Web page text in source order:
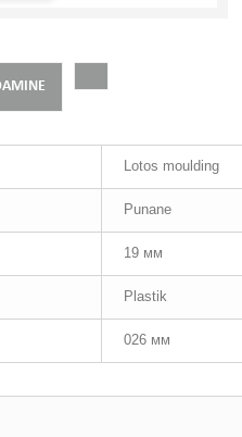
Lotos moulding
Punane
19 мм
Plastik
026 мм